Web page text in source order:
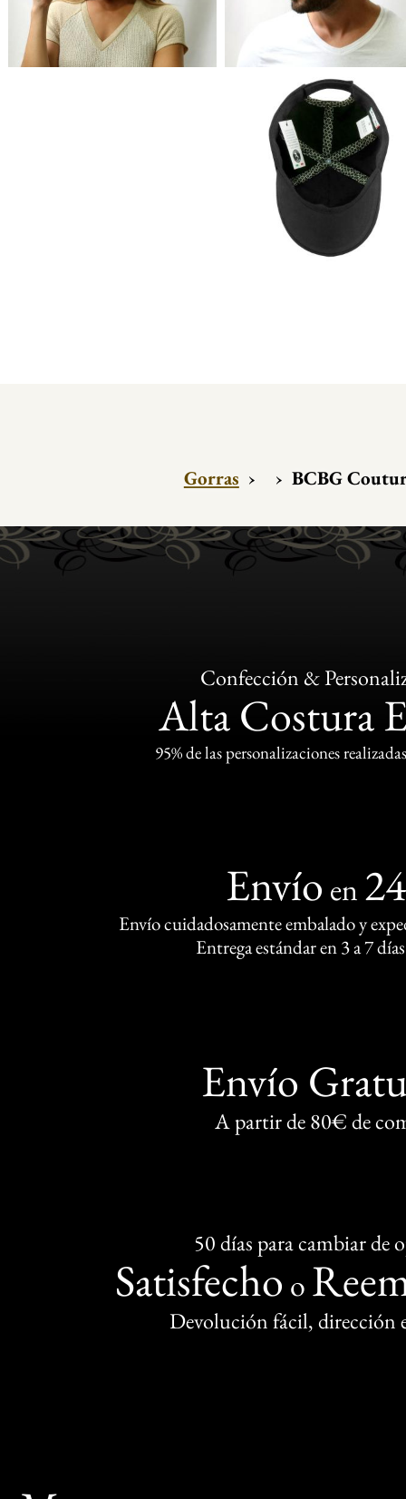
Gorras › › BCBG
Confección &
Alta Costura
95% de las personalizaciones
Envío en
Envío cuidadosamente embalado y
Entrega estándar en 3 a 7
Envío
A partir de 80€ de
50 días para cambiar de
Satisfecho o
Devolución fácil, dirección